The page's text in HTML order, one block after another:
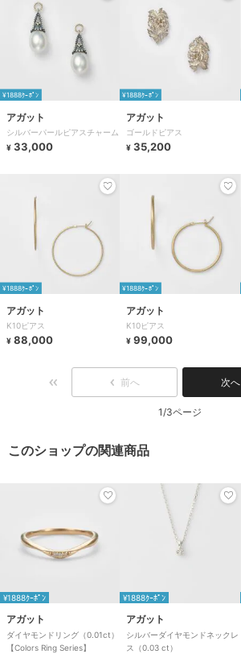
¥1888ｸｰﾎﾟﾝ
アガット
シルバーパールピアスチャーム
¥ 33,000
¥1888ｸｰﾎﾟﾝ
アガット
ゴールドピアス
¥ 35,200
¥1888ｸｰﾎﾟﾝ
アガット
K10ピアス
¥ 88,000
¥1888ｸｰﾎﾟﾝ
アガット
K10ピアス
¥ 99,000
前へ 次へ
1/3ページ
このショップの関連商品
¥1888ｸｰﾎﾟﾝ
アガット
ダイヤモンドリング（0.01ct）
【Colors Ring Series】
¥1888ｸｰﾎﾟﾝ
アガット
シルバーダイヤモンドネックレ
ス（0.03 ct）